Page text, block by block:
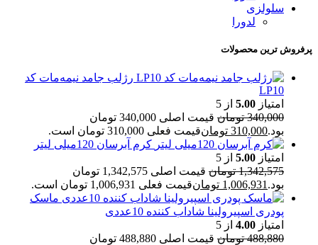
سلولزی
لدورا
پرفروش ترین محصولات
رژلب جامد نیمه‌مات کد
LP10
امتیاز 5.00 از 5
340,000 تومان
قیمت اصلی 340,000 تومان
بود.310,000 تومانقیمت فعلی 310,000 تومان است.
کرم آبرسان 120میلی لیتر
امتیاز 5.00 از 5
1,342,575 تومان
قیمت اصلی 1,342,575 تومان
بود. 1,006,931 تومانقیمت فعلی 1,006,931 تومان است.
ماسک
پودری اسپیرولینا شاداب کننده 10عددی
امتیاز 4.00 از 5
488,880 تومان
قیمت اصلی 488,880 تومان